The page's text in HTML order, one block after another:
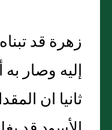
زهرة قد
إليه وصار
ثانيا ان